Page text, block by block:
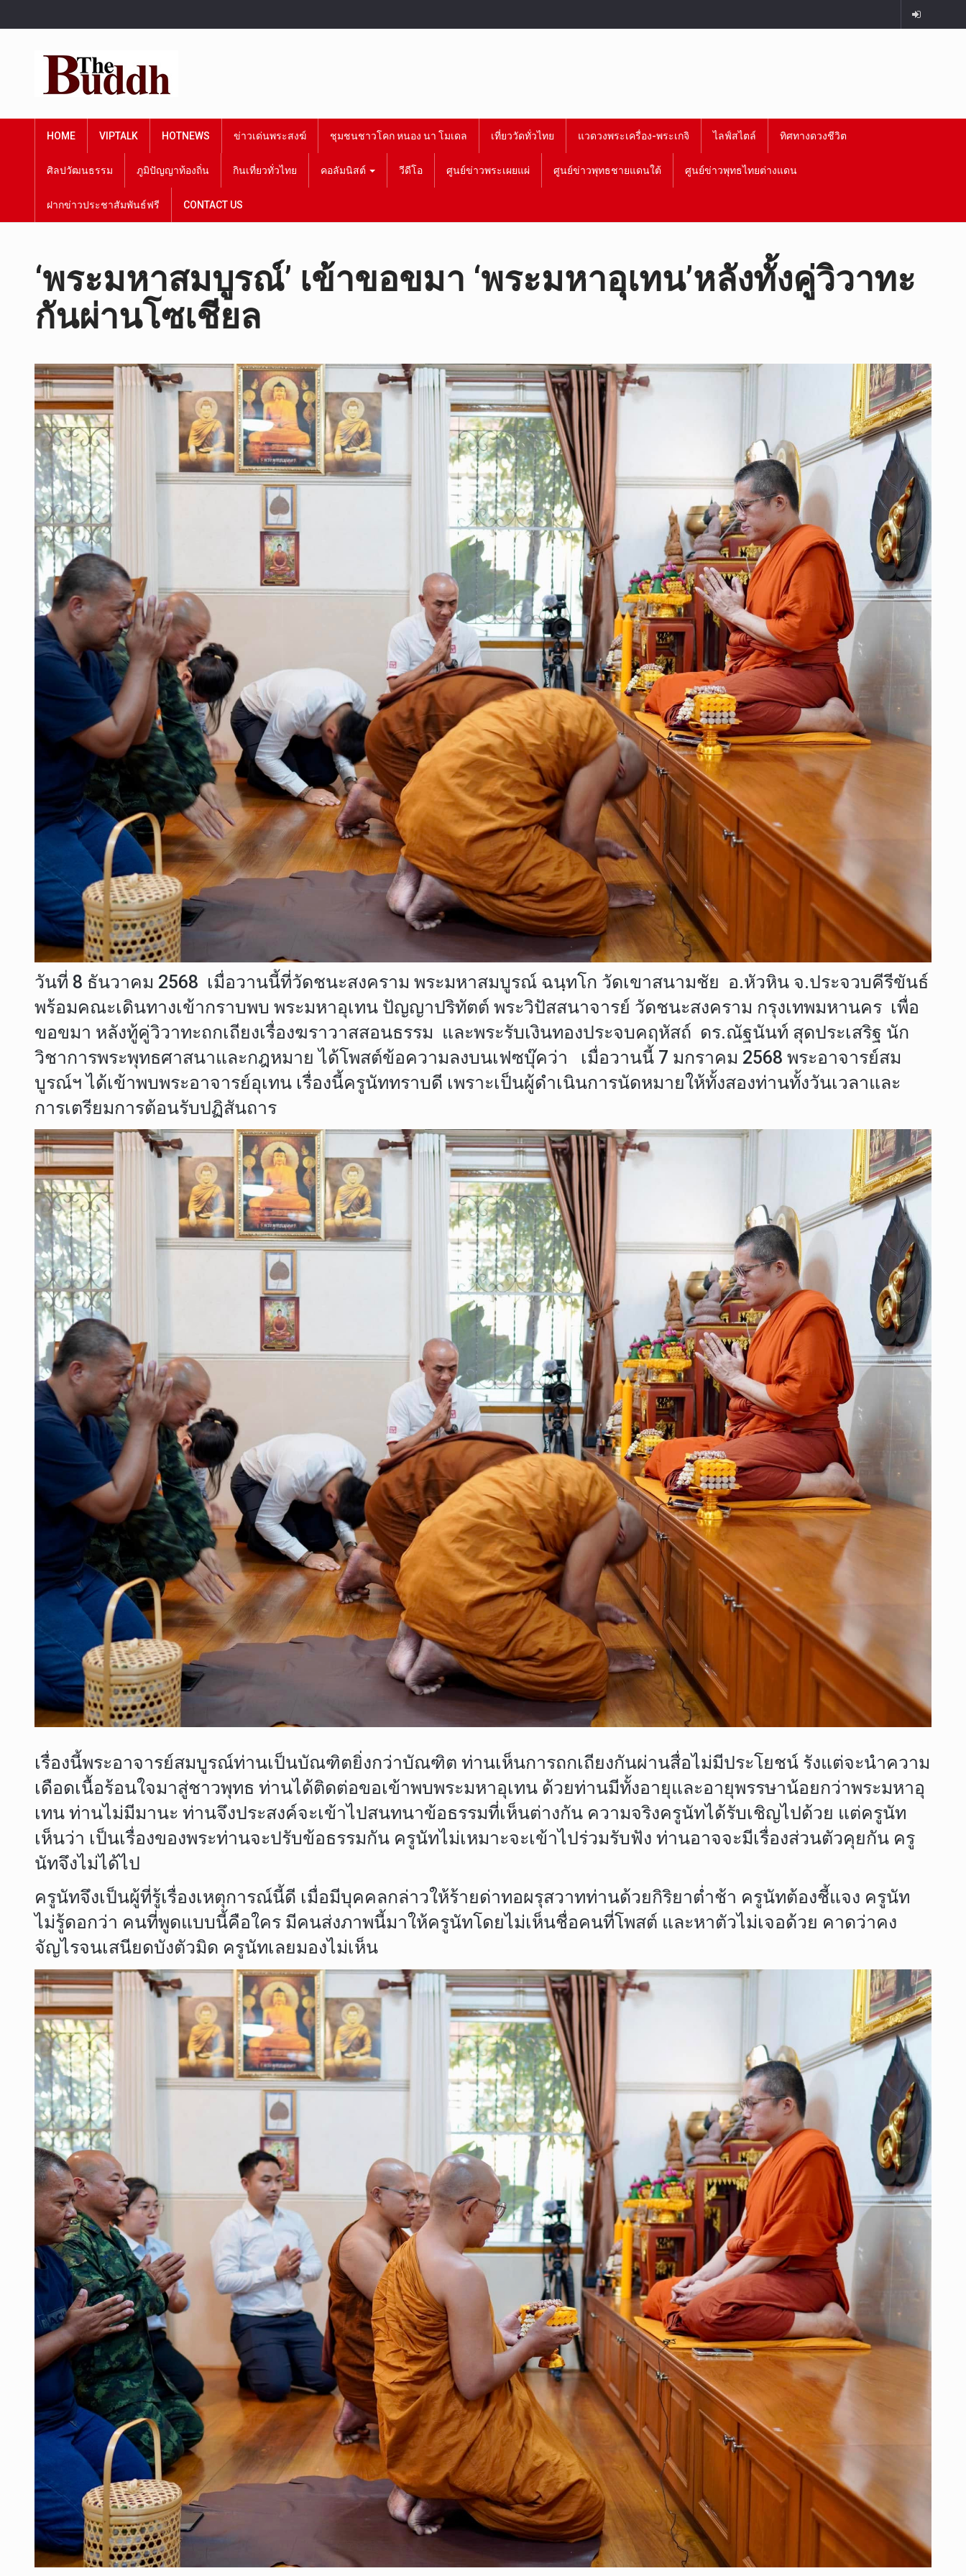
HOME VIPTALK HOTNEWS ข่าวเด่นพระสงฆ์ ชุมชนชาวโคก หนอง นา โมเดล เที่ยววัดทั่วไทย แวดวงพระเครื่อง-พระเกจิ ไลฟ์สไตล์ ทิศทางดวงชีวิต
ศิลปวัฒนธรรม ภูมิปัญญาท้องถิ่น กินเที่ยวทั่วไทย คอลัมนิสต์ วีดีโอ ศูนย์ข่าวพระเผยแผ่ ศูนย์ข่าวพุทธชายแดนใต้ ศูนย์ข่าวพุทธไทยต่างแดน
ฝากข่าวประชาสัมพันธ์ฟรี CONTACT US
‘พระมหาสมบูรณ์’ เข้าขอขมา ‘พระมหาอุเทน’หลังทั้งคู่วิวาทะ
กันผ่านโซเชียล
วันที่ 8 ธันวาคม 2568 เมื่อวานนี้ที่วัดชนะสงคราม พระมหาสมบูรณ์ ฉนฺทโก วัดเขาสนามชัย อ.หัวหิน จ.ประจวบคีรีขันธ์
พร้อมคณะเดินทางเข้ากราบพบ พระมหาอุเทน ปัญญาปริทัตต์ พระวิปัสสนาจารย์ วัดชนะสงคราม กรุงเทพมหานคร เพื่อ
ขอขมา หลังทู้คู่วิวาทะถกเถียงเรื่องฆราวาสสอนธรรม และพระรับเงินทองประจบคฤหัสถ์ ดร.ณัฐนันท์ สุดประเสริฐ นัก
วิชาการพระพุทธศาสนาและกฎหมาย ได้โพสต์ข้อความลงบนเฟซบุ๊คว่า เมื่อวานนี้ 7 มกราคม 2568 พระอาจารย์สม
บูรณ์ฯ ได้เข้าพบพระอาจารย์อุเทน เรื่องนี้ครูนัททราบดี เพราะเป็นผู้ดำเนินการนัดหมายให้ทั้งสองท่านทั้งวันเวลาและ
การเตรียมการต้อนรับปฏิสันถาร
เรื่องนี้พระอาจารย์สมบูรณ์ท่านเป็นบัณฑิตยิ่งกว่าบัณฑิต ท่านเห็นการถกเถียงกันผ่านสื่อไม่มีประโยชน์ รังแต่จะนำความ
เดือดเนื้อร้อนใจมาสู่ชาวพุทธ ท่านได้ติดต่อขอเข้าพบพระมหาอุเทน ด้วยท่านมีทั้งอายุและอายุพรรษาน้อยกว่าพระมหาอุ
เทน ท่านไม่มีมานะ ท่านจึงประสงค์จะเข้าไปสนทนาข้อธรรมที่เห็นต่างกัน ความจริงครูนัทได้รับเชิญไปด้วย แต่ครูนัท
เห็นว่า เป็นเรื่องของพระท่านจะปรับข้อธรรมกัน ครูนัทไม่เหมาะจะเข้าไปร่วมรับฟัง ท่านอาจจะมีเรื่องส่วนตัวคุยกัน ครู
นัทจึงไม่ได้ไป
ครูนัทจึงเป็นผู้ที่รู้เรื่องเหตุการณ์นี้ดี เมื่อมีบุคคลกล่าวให้ร้ายด่าทอผรุสวาทท่านด้วยกิริยาต่ำช้า ครูนัทต้องชี้แจง ครูนัท
ไม่รู้ดอกว่า คนที่พูดแบบนี้คือใคร มีคนส่งภาพนี้มาให้ครูนัทโดยไม่เห็นชื่อคนที่โพสต์ และหาตัวไม่เจอด้วย คาดว่าคง
จัญไรจนเสนียดบังตัวมิด ครูนัทเลยมองไม่เห็น